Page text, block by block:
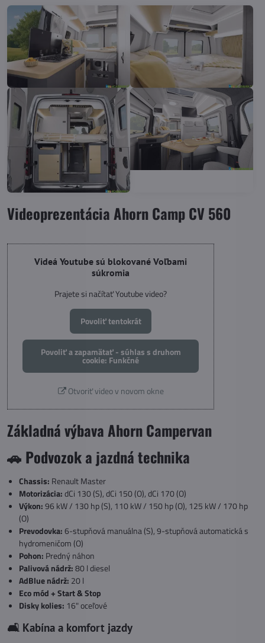
Videoprezentácia Ahorn Camp CV 560
Videá Youtube sú blokované Voľbami
súkromia
Prajete si načítať Youtube video?
Povoliť tentokrát
Povoliť a zapamätať - súhlas s druhom
cookie: Funkčné
Otvoriť video v novom okne
Základná výbava Ahorn Campervan
🚗 Podvozok a jazdná technika
Chassis: Renault Master
Motorizácia:dCi 130 (S), dCi 150 (O), dCi 170 (O)
Výkon:96 kW / 130 hp (S), 110 kW / 150 hp (O), 125 kW / 170 hp
(O)
Prevodovka:6-stupňová manuálna (S), 9-stupňová automatická s
hydromeničom (O)
Pohon: Predný náhon
Palivová nádrž:80 l diesel
AdBlue nádrž: 20 l
Eco mód + Start & Stop
Disky kolies: 16" oceľové
🛋️ Kabína a komfort jazdy